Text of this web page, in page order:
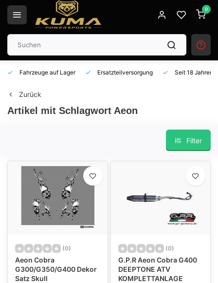
0
Fahrzeuge auf Lager Ersatzteilversorgung Seit 18 Jahren
Zurück
Artikel mit Schlagwort Aeon
Filter
(0)
Aeon Cobra
G300/G350/G400 Dekor
Satz Skull
(0)
G.P.R Aeon Cobra G400
DEEPTONE ATV
KOMPLETTANLAGE